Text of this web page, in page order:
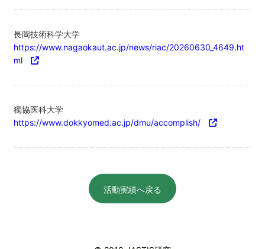
長岡技術科学大学
https://www.nagaokaut.ac.jp/news/riac/20260630_4649.ht
ml
獨協医科大学
https://www.dokkyomed.ac.jp/dmu/accomplish/
活動実績へ戻る